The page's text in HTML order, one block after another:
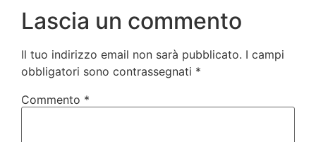
Lascia un commento
Il tuo indirizzo email non sarà pubblicato. I campi
obbligatori sono contrassegnati *
Commento *